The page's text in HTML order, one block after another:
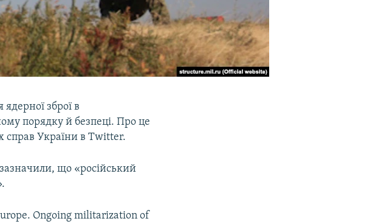
зброї в
порядку й безпеці. Про це
справ України в Twitter.
що «російський
Ongoing militarization of